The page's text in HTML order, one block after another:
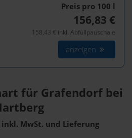
Preis pro 100 l
156,83 €
158,43 € inkl. Abfüllpauschale
anzeigen
für Grafendorf bei
MwSt. und Lieferung